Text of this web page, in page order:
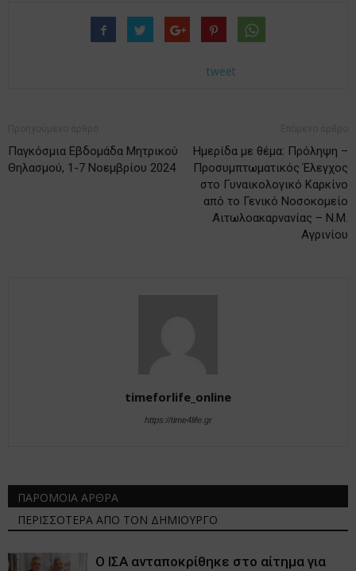
tweet
Παγκόσμια Εβδομάδα Μητρικού
Θηλασμού, 1-7 Νοεμβρίου 2024
Ημερίδα με θέμα: Πρόληψη –
Προσυμπτωματικός Έλεγχος
στο Γυναικολογικό Καρκίνο
από το Γενικό Νοσοκομείο
Αιτωλοακαρνανίας – Ν.Μ.
Αγρινίου
timeforlife_online
https://time4life.gr
ΠΑΡΟΜΟΙΑ ΑΡΘΡΑ
ΠΕΡΙΣΣΟΤΕΡΑ ΑΠΟ ΤΟΝ ΔΗΜΙΟΥΡΓΟ
Ο ΙΣΑ ανταποκρίθηκε στο αίτημα για